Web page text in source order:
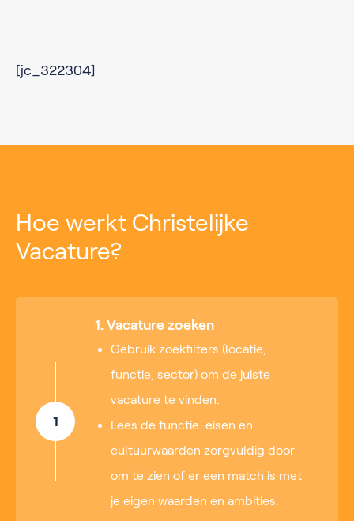
[jc_322304]
Hoe werkt Christelijke
Vacature?
1
1. Vacature zoeken
Gebruik zoekfilters (locatie,
functie, sector) om de juiste
vacature te vinden.
Lees de functie-eisen en
cultuurwaarden zorgvuldig door
om te zien of er een match is met
je eigen waarden en ambities.